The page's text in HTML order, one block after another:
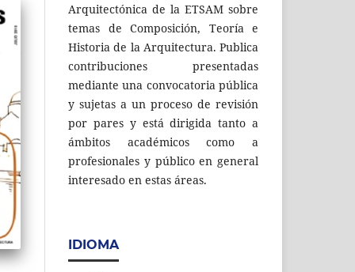
Arquitectónica de la ETSAM sobre
temas de Composición, Teoría e
Historia de la Arquitectura. Publica
contribuciones presentadas
mediante una convocatoria pública
y sujetas a un proceso de revisión
por pares y está dirigida tanto a
ámbitos académicos como a
profesionales y público en general
interesado en estas áreas.
IDIOMA